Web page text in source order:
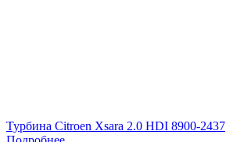
Турбина Citroen Xsara 2.0 HDI 8900-2437